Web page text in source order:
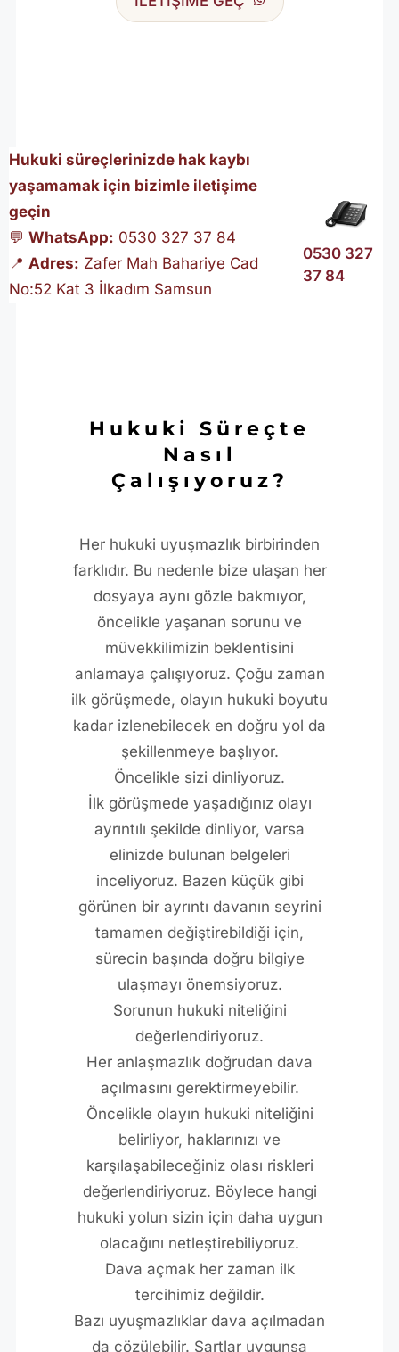
Hukuki süreçlerinizde hak kaybı
yaşamamak için bizimle iletişime
geçin
💬 WhatsApp: 0530 327 37 84
📍 Adres: Zafer Mah Bahariye Cad
No:52 Kat 3 İlkadım Samsun
0530 327
37 84
Hukuki Süreçte
Nasıl
Çalışıyoruz?
Her hukuki uyuşmazlık birbirinden
farklıdır. Bu nedenle bize ulaşan her
dosyaya aynı gözle bakmıyor,
öncelikle yaşanan sorunu ve
müvekkilimizin beklentisini
anlamaya çalışıyoruz. Çoğu zaman
ilk görüşmede, olayın hukuki boyutu
kadar izlenebilecek en doğru yol da
şekillenmeye başlıyor.
Öncelikle sizi dinliyoruz.
İlk görüşmede yaşadığınız olayı
ayrıntılı şekilde dinliyor, varsa
elinizde bulunan belgeleri
inceliyoruz. Bazen küçük gibi
görünen bir ayrıntı davanın seyrini
tamamen değiştirebildiği için,
sürecin başında doğru bilgiye
ulaşmayı önemsiyoruz.
Sorunun hukuki niteliğini
değerlendiriyoruz.
Her anlaşmazlık doğrudan dava
açılmasını gerektirmeyebilir.
Öncelikle olayın hukuki niteliğini
belirliyor, haklarınızı ve
karşılaşabileceğiniz olası riskleri
değerlendiriyoruz. Böylece hangi
hukuki yolun sizin için daha uygun
olacağını netleştirebiliyoruz.
Dava açmak her zaman ilk
tercihimiz değildir.
Bazı uyuşmazlıklar dava açılmadan
da çözülebilir. Şartlar uygunsa